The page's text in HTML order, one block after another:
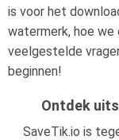
is voor het
watermerk, hoe we
veelgestelde
beginnen!
Ontdek
SaveTik.io is